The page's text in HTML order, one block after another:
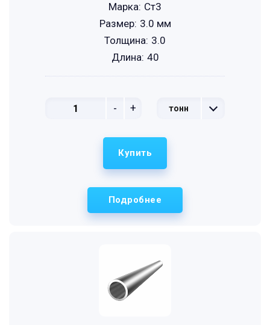
- + тонн
Марка: Ст3
Размер: 3.0 мм
Толщина: 3.0
Длина: 40
Подробнее
Купить